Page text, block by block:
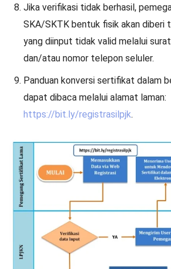
Jika verifikasi tidak berhasil,
SKA/SKTK bentuk fisik akan diberi
yang diinput tidak valid melalui
dan/atau nomor telepon seluler.
Panduan konversi sertifikat dalam
dapat dibaca melalui alamat laman:
https://bit.ly/registrasilpjk.